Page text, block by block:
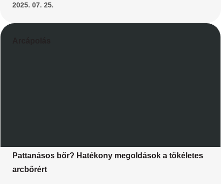
2025. 07. 25.
Pattanásos bőr? Hatékony megoldások a tökéletes
arcbőrért